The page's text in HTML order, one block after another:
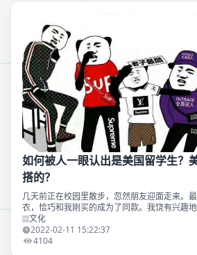
如何被人一眼认出是美国留学生？
搭的？
几天前正在校园里散步，忽然朋友迎面走来。
衣，恰巧和我刚买的成为了同款。我饶有兴趣
服了。” “这件衣服狗都有好吗。” 短短九个字，
流的加州土
文化
2022-02-11 15:22:37
4104